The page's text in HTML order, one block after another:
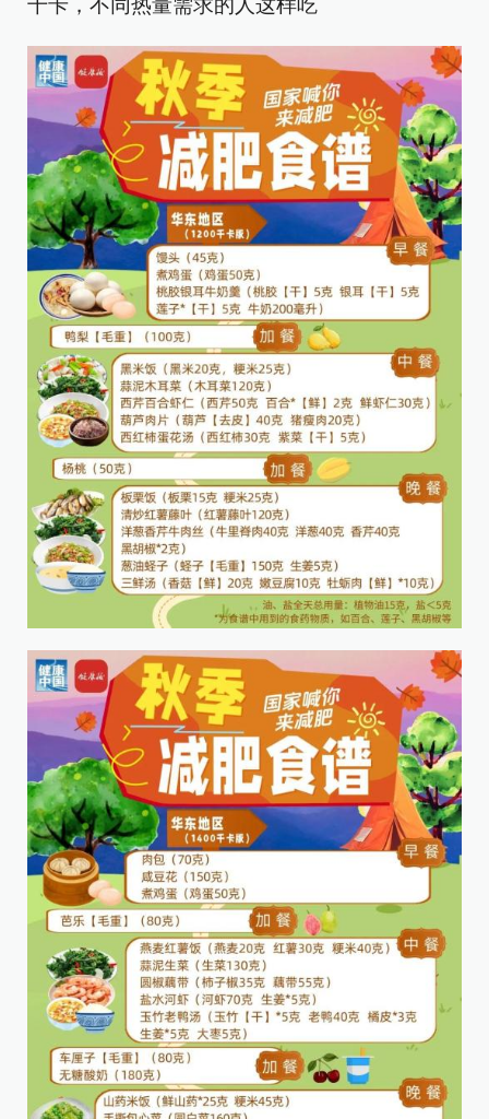
千卡，不同热量需求的人这样吃